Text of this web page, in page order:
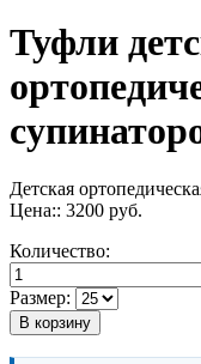
Туфли
Детская
Цена:: 3200 руб.
Количество:
Размер:
В корзину